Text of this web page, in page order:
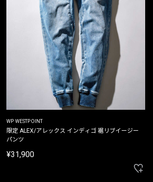
WP WESTPOINT
限定 ALEX/アレックス インディゴ 裾リブイージー
パンツ
¥31,900